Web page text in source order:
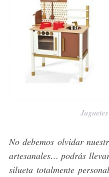
No debemos olvidar
artesanales… podrás
silueta totalmente
o
r
: